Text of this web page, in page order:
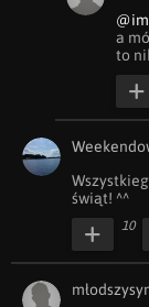
a
to
świąt! ^^
10